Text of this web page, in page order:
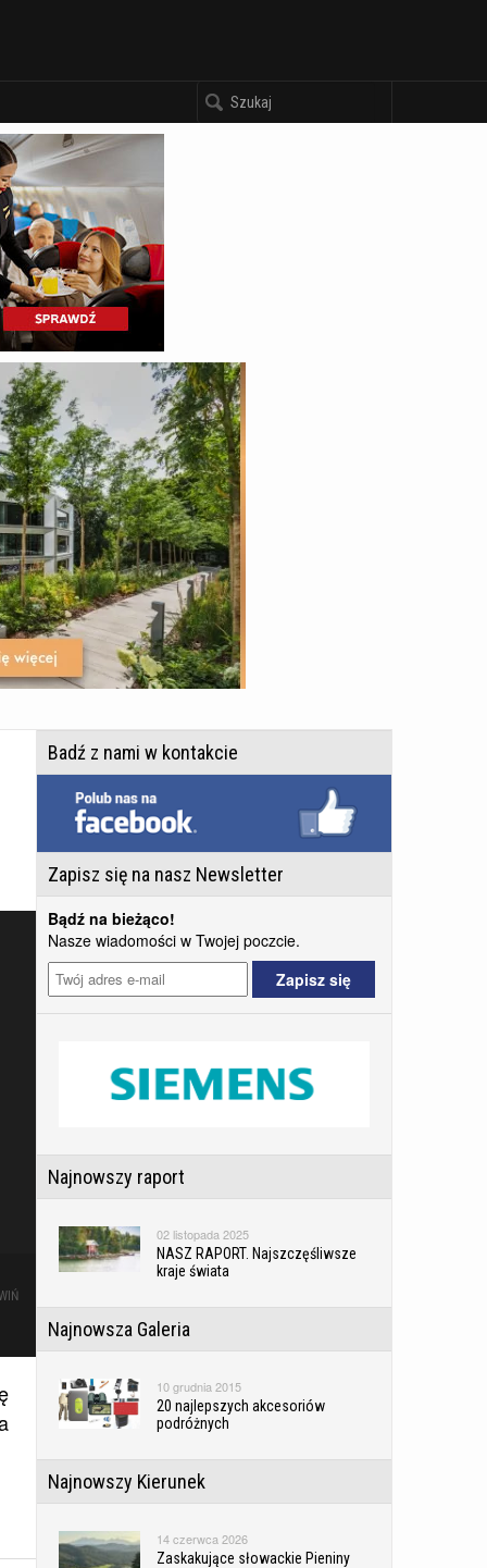
Badź z nami w kontakcie
Zapisz się na nasz Newsletter
Bądź na bieżąco!
Nasze wiadomości w Twojej poczcie.
Najnowszy raport
02 listopada 2025
NASZ RAPORT. Najszczęśliwsze
kraje świata
Najnowsza Galeria
10 grudnia 2015
20 najlepszych akcesoriów
podróżnych
Najnowszy Kierunek
14 czerwca 2026
Zaskakujące słowackie Pieniny